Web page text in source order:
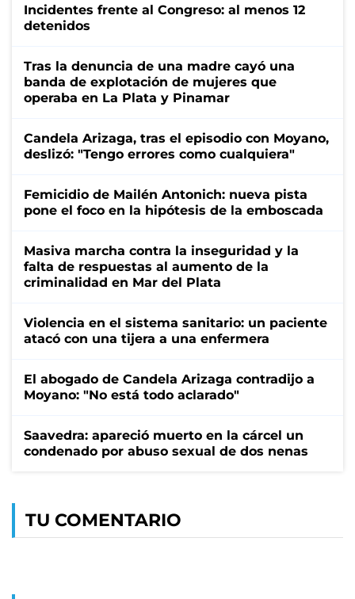
Incidentes frente al Congreso: al menos 12
detenidos
Tras la denuncia de una madre cayó una
banda de explotación de mujeres que
operaba en La Plata y Pinamar
Candela Arizaga, tras el episodio con Moyano,
deslizó: "Tengo errores como cualquiera"
Femicidio de Mailén Antonich: nueva pista
pone el foco en la hipótesis de la emboscada
Masiva marcha contra la inseguridad y la
falta de respuestas al aumento de la
criminalidad en Mar del Plata
Violencia en el sistema sanitario: un paciente
atacó con una tijera a una enfermera
El abogado de Candela Arizaga contradijo a
Moyano: "No está todo aclarado"
Saavedra: apareció muerto en la cárcel un
condenado por abuso sexual de dos nenas
TU COMENTARIO